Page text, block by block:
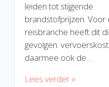
leiden tot stijgende
brandstofprijzen. Voor
reisbranche heeft dit
gevolgen:
daarmee ook de…
Lees verder »